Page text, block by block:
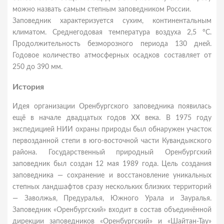
можно назвать самым степным заповедником России.
Заповедник характеризуется сухим, континентальным
климатом. Среднегодовая температура воздуха 2,5 °C.
Продолжительность безморозного периода 130 дней.
Годовое количество атмосферных осадков составляет от
250 до 390 мм.
История
Идея организации Оренбургского заповедника появилась
ещё в начале двадцатых годов XX века. В 1975 году
экспедицией НИИ охраны природы был обнаружен участок
первозданной степи в юго-восточной части Кувандыкского
района. Государственный природный Оренбургский
заповедник был создан 12 мая 1989 года. Цель создания
заповедника — сохранение и восстановление уникальных
степных ландшафтов сразу нескольких близких территорий
— Заволжья, Предуралья, Южного Урала и Зауралья.
Заповедник «Оренбургский» входит в состав объединённой
дирекции заповедников «Оренбургский» и «Шайтан-Тау»